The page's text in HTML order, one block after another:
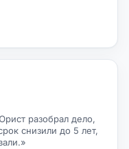
разобрал дело,
снизили до 5 лет,